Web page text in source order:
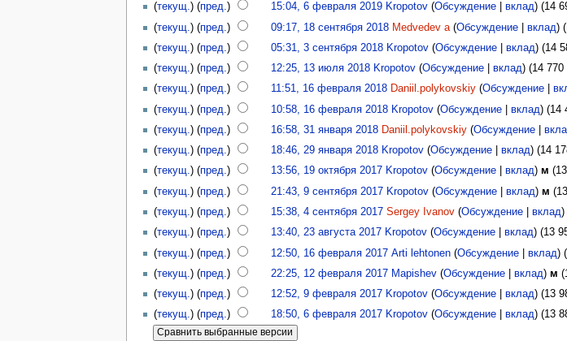
(текущ.) (пред.) 15:04, 6 февраля 2019 Kropotov(Обсуждение| вклад) (14
(текущ. ) (пред. ) 09:17, 18 сентября 2018 Medvedev a(Обсуждение| вклад)
(текущ.) (пред.) 05:31, 3 сентября 2018 Kropotov(Обсуждение| вклад) (14
(текущ.) (пред.) 12:25, 13 июля 2018 Kropotov(Обсуждение| вклад) (14 770
(текущ.) (пред.) 11:51, 16 февраля 2018 Daniil.polykovskiy(Обсуждение|
(текущ. ) (пред. ) 10:58, 16 февраля 2018 Kropotov(Обсуждение| вклад) (14
(текущ.) (пред.) 16:58, 31 января 2018 Daniil.polykovskiy(Обсуждение|
(текущ.) (пред.) 18:46, 29 января 2018 Kropotov(Обсуждение| вклад) (14
(текущ.) (пред.) 13:56, 19 октября 2017 Kropotov(Обсуждение| вклад) м
(текущ. ) (пред. ) 21:43, 9 сентября 2017 Kropotov(Обсуждение| вклад) м
(текущ.) (пред.) 15:38, 4 сентября 2017 Sergey Ivanov(Обсуждение| вклад)
(текущ.) (пред.) 13:40, 23 августа 2017 Kropotov(Обсуждение| вклад) (13
(текущ. ) (пред. ) 12:50, 16 февраля 2017 Arti lehtonen(Обсуждение| вклад)
(текущ.) (пред.) 22:25, 12 февраля 2017 Mapishev(Обсуждение| вклад) м
(текущ.) (пред.) 12:52, 9 февраля 2017 Kropotov(Обсуждение| вклад) (13
(текущ.) (пред.) 18:50, 6 февраля 2017 Kropotov(Обсуждение| вклад) (13